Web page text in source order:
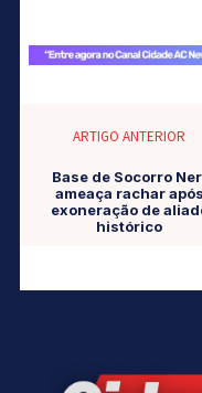
ARTIGO ANTERIOR
Base de Socorro
ameaça rachar após
exoneração de
histórico